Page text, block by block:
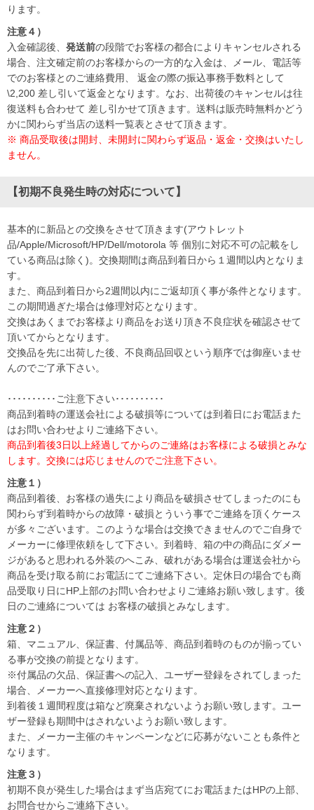
ります。
注意４）
入金確認後、 発送前の段階でお客様の都合によりキャンセルされる
場合、注文確定前のお客様からの一方的な入金は、メール、電話等
でのお客様とのご連絡費用、 返金の際の振込事務手数料として
\2,200 差し引いて返金となります。なお、出荷後のキャンセルは往
復送料も合わせて 差し引かせて頂きます。送料は販売時無料かどう
かに関わらず当店の送料一覧表とさせて頂きます。
※ 商品受取後は開封、未開封に関わらず返品・返金・交換はいたし
ません。
【初期不良発生時の対応について】
基本的に新品との交換をさせて頂きます(アウトレット
品/Apple/Microsoft/HP/Dell/motorola 等 個別に対応不可の記載をし
ている商品は除く)。交換期間は商品到着日から１週間以内となりま
す。
また、商品到着日から2週間以内にご返却頂く事が条件となります。
この期間過ぎた場合は修理対応となります。
交換はあくまでお客様より商品をお送り頂き不良症状を確認させて
頂いてからとなります。
交換品を先に出荷した後、不良商品回収という順序では御座いませ
んのでご了承下さい。
･･････････ご注意下さい･･････････
商品到着時の運送会社による破損等については到着日にお電話また
はお問い合わせよりご連絡下さい。
商品到着後3日以上経過してからのご連絡はお客様による破損とみな
します。交換には応じませんのでご注意下さい。
注意１）
商品到着後、お客様の過失により商品を破損させてしまったのにも
関わらず到着時からの故障・破損とういう事でご連絡を頂くケース
が多々ございます。このような場合は交換できませんのでご自身で
メーカーに修理依頼をして下さい。到着時、箱の中の商品にダメー
ジがあると思われる外装のへこみ、破れがある場合は運送会社から
商品を受け取る前にお電話にてご連絡下さい。定休日の場合でも商
品受取り日にHP上部のお問い合わせよりご連絡お願い致します。後
日のご連絡については お客様の破損とみなします。
注意２）
箱、マニュアル、保証書、付属品等、商品到着時のものが揃ってい
る事が交換の前提となります。
※付属品の欠品、保証書への記入、ユーザー登録をされてしまった
場合、メーカーへ直接修理対応となります。
到着後１週間程度は箱など廃棄されないようお願い致します。ユー
ザー登録も期間中はされないようお願い致します。
また、メーカー主催のキャンペーンなどに応募がないことも条件と
なります。
注意３）
初期不良が発生した場合はまず当店宛てにお電話またはHPの上部、
お問合せからご連絡下さい。